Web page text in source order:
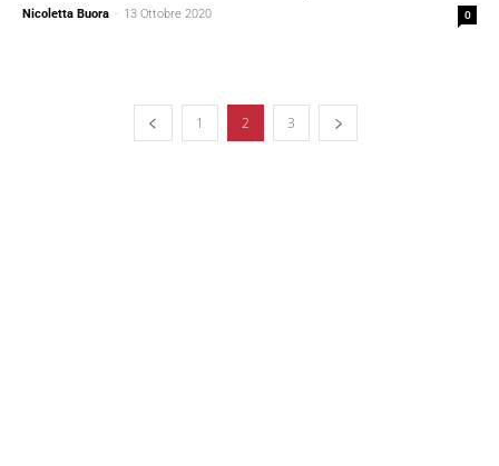
Nicoletta Buora - 13 Ottobre 2020 0
1 2 3